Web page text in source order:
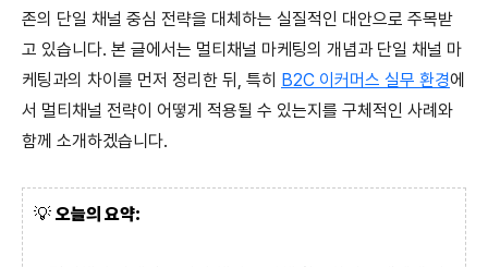
존의 단일 채널 중심 전략을 대체하는 실질적인 대안으로 주목받
고 있습니다. 본 글에서는 멀티채널 마케팅의 개념과 단일 채널 마
케팅과의 차이를 먼저 정리한 뒤, 특히 B2C 이커머스 실무 환경에
서 멀티채널 전략이 어떻게 적용될 수 있는지를 구체적인 사례와
함께 소개하겠습니다.
💡 오늘의 요약: